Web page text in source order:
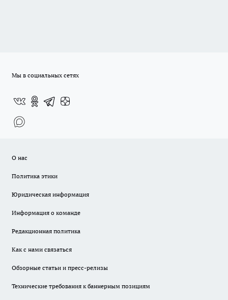
Мы в социальных сетях
О нас
Политика этики
Юридическая информация
Информация о команде
Редакционная политика
Как с нами связаться
Обзорные статьи и пресс-релизы
Технические требования к баннерным позициям